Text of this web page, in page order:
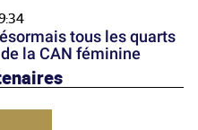
tous les quarts
la CAN féminine